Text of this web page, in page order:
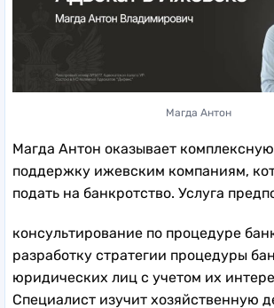
Магда Антон
Магда Антон оказывает
поддержку ижевским компаниям,
подать на банкротство. Услуга
консультирование по процедуре
разработку стратегии процедуры
юридических лиц с учетом их
Специалист изучит хозяйственную